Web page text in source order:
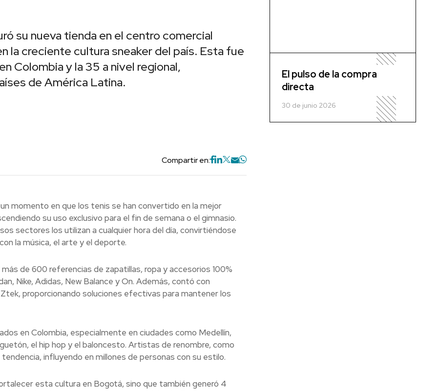
su nueva tienda en el centro comercial
la creciente cultura sneaker del país. Esta fue
Colombia y la 35 a nivel regional,
de América Latina.
Compartir en:
momento en que los tenis se han convertido en la mejor
su uso exclusivo para el fin de semana o el gimnasio.
sectores los utilizan a cualquier hora del día, convirtiéndose
la música, el arte y el deporte.
de 600 referencias de zapatillas, ropa y accesorios 100%
Nike, Adidas, New Balance y On. Además, contó con
proporcionando soluciones efectivas para mantener los
en Colombia, especialmente en ciudades como Medellín,
el hip hop y el baloncesto. Artistas de renombre, como
influyendo en millones de personas con su estilo.
esta cultura en Bogotá, sino que también generó 4
El pulso de la compra
directa
30 de junio 2026